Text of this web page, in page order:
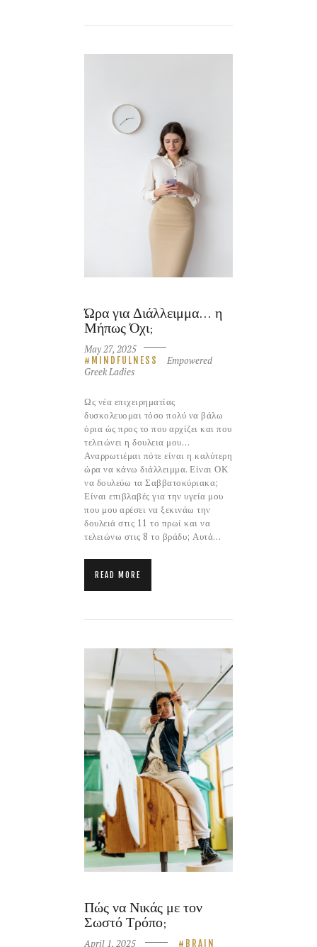
Ώρα για Διάλλειμμα… η
Μήπως Όχι;
May 27, 2025
MINDFULNESS
Empowered
Greek Ladies
Ως νέα επιχειρηματίας
δυσκολευομαι τόσο πολύ να βάλω
όρια ώς προς το που αρχίζει και που
τελειώνει η δουλεια μου…
Αναρρωτιέμαι πότε είναι η καλύτερη
ώρα να κάνω διάλλειμμα. Είναι ΟΚ
να δουλεύω τα Σαββατοκύριακα;
Είναι επιβλαβές για την υγεία μου
που μου αρέσει να ξεκινάω την
δουλειά στις 11 το πρωί και να
τελειώνω στις 8 το βράδυ; Αυτά…
READ MORE
Πώς να Νικάς με τον
Σωστό Τρόπο;
April 1, 2025 BRAIN